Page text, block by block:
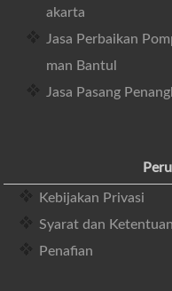
akarta
Jasa Perbaikan
man Bantul
Jasa Pasang
Kebijakan Privasi
Syarat dan Ketentuan
Penafian